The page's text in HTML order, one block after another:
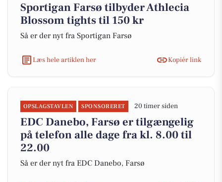
Sportigan Farsø tilbyder Athlecia
Blossom tights til 150 kr
Så er der nyt fra Sportigan Farsø
Læs hele artiklen her Kopiér link
OPSLAGSTAVLEN SPONSORERET 20 timer siden
EDC Danebo, Farsø er tilgængelig
på telefon alle dage fra kl. 8.00 til
22.00
Så er der nyt fra EDC Danebo, Farsø